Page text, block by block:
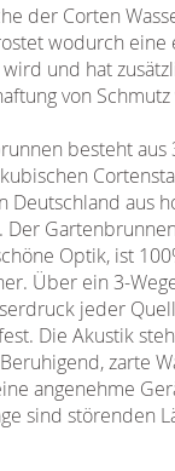
der Corten
wodurch eine
und hat
von
besteht aus
Deutschland aus
Der
Optik, ist
Über ein 3-
jeder
Die Akustik
zarte
angenehme
sind störenden